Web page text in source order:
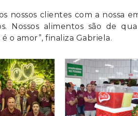
nossos clientes com a nossa
Nossos alimentos são de
o amor”, finaliza Gabriela.